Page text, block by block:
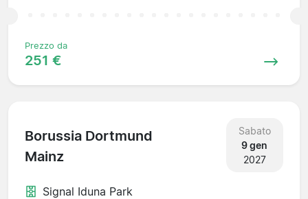
Prezzo da
251 €
Borussia Dortmund
Mainz
Sabato
9 gen
2027
Signal Iduna Park